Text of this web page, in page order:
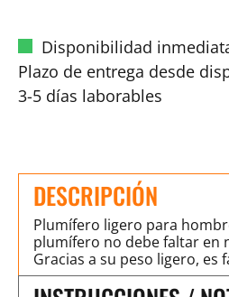
Disponibilidad
Plazo de entrega desde
3-5 días laborables
DESCRIPCIÓN
Plumífero ligero para
plumífero no debe faltar en
Gracias a su peso ligero, es